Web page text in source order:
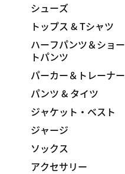
シューズ
トップス & Tシャツ
ハーフパンツ＆ショー
トパンツ
パーカー＆トレーナー
パンツ & タイツ
ジャケット・ベスト
ジャージ
ソックス
アクセサリー